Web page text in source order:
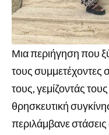
Μια περιήγηση που
τους συμμετέχοντες
τους, γεμίζοντάς
θρησκευτική
περιλάμβανε